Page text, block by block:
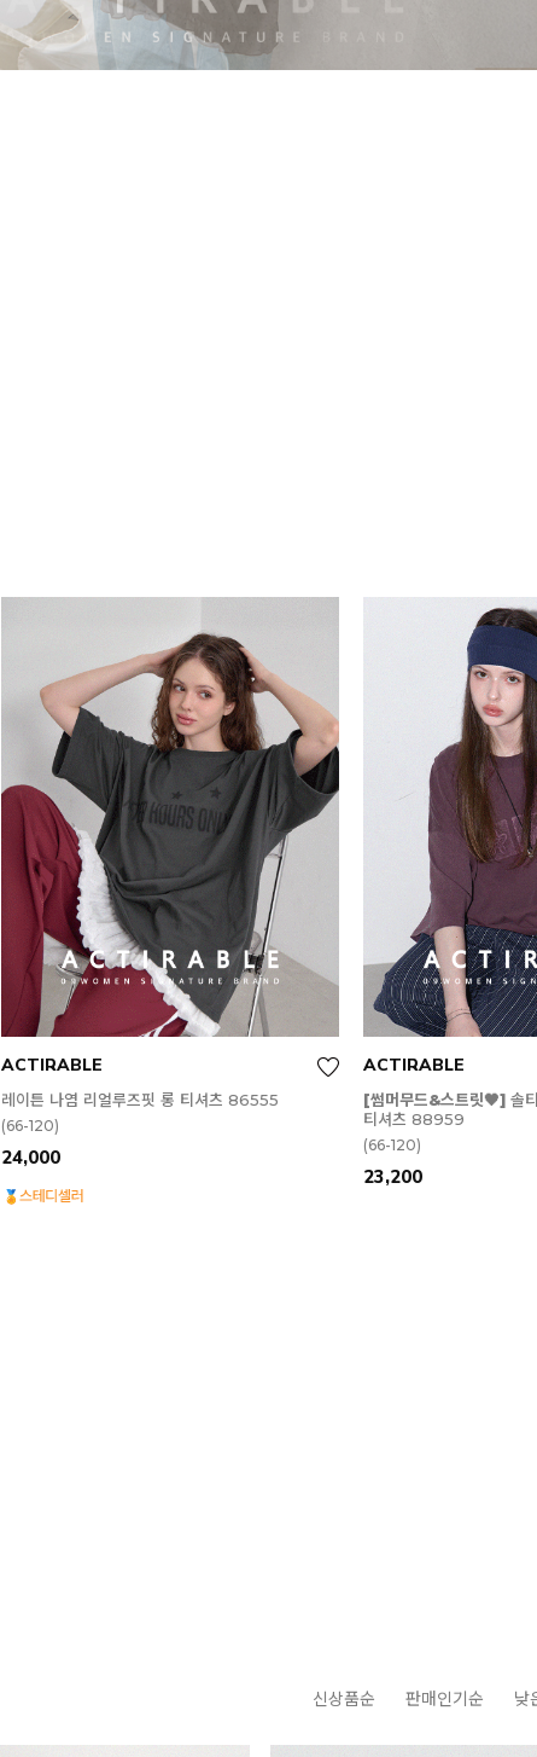
ACTIRABLE
[썸머무드&스트릿🖤]솔티드 피그먼트 루즈핏 나염
티셔츠 88959
ACTIRABLE
[내일도착][쿨걸무드] 쏘
88234
(77-120)
26,800
신상품순 판매인기순 낮